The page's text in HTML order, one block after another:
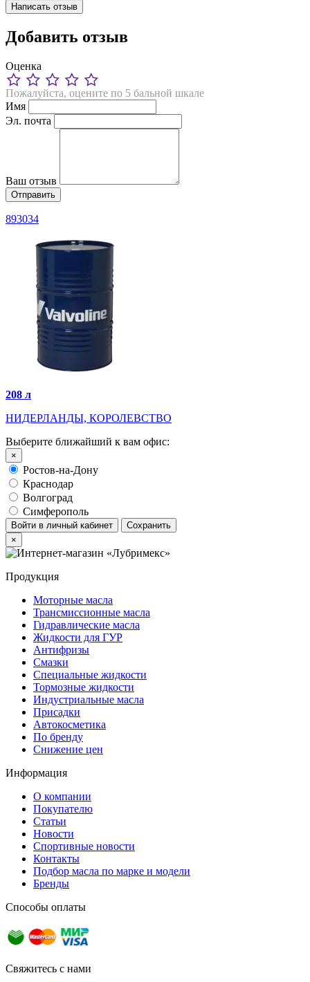
Написать отзыв
Добавить отзыв
Оценка
Пожалуйста, оцените по 5 бальной шкале
Имя
Эл. почта
Ваш отзыв
893034
208 л
НИДЕРЛАНДЫ, КОРОЛЕВСТВО
Выберите ближайший к вам офис:
×
Ростов-на-Дону
Краснодар
Волгоград
Симферополь
Войти в личный кабинет
Сохранить
×
Продукция
Моторные масла
Трансмиссионные масла
Гидравлические масла
Жидкости для ГУР
Антифризы
Смазки
Специальные жидкости
Тормозные жидкости
Индустриальные масла
Присадки
Автокосметика
По бренду
Снижение цен
Информация
О компании
Покупателю
Статьи
Новости
Спортивные новости
Контакты
Подбор масла по марке и модели
Бренды
Способы оплаты
Свяжитесь с нами